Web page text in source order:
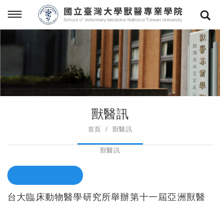
獸醫訊
首頁 獸醫訊
獸醫訊
台大臨床動物醫學研究所舉辦第十一屆亞洲獸醫